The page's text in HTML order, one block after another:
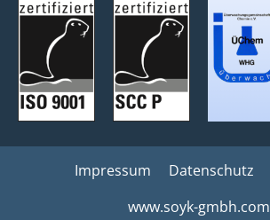
Impressum Datenschutz
www.soyk-gmbh.com